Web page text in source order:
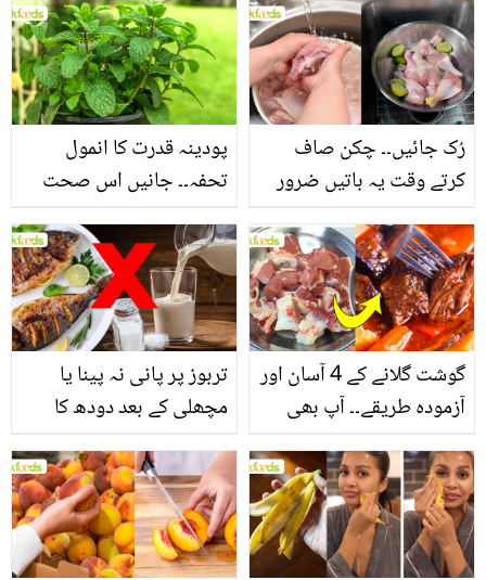
منرلز اور اینٹی آکسیڈنٹس
سے بھرپور اس سبزی کے
فائدے
بنانے کے چند قدرتی طریقے
پودینہ قدرت کا انمول
تحفہ۔۔ جانیں اس صحت
انگیز طبی فوائد
رُک جائیں۔۔ چکن صاف
کرتے وقت یہ باتیں ضرور
تربوز پر پانی نہ پینا یا
مچھلی کے بعد دودھ کا
سے متعلق غلط فہمیوں کی
حقیقت کیا ہے اور افواہ
کیا؟
گوشت گلانے کے 4 آسان اور
آزمودہ طریقے۔۔ آپ بھی
بتائے راز